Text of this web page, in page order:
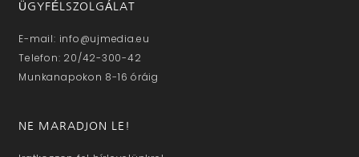
ÜGYFÉLSZOLGÁLAT
E-mail: info@ujmedia.eu
Telefon: 20/42-300-42
Munkanapokon 8-16 óráig
NE MARADJON LE!